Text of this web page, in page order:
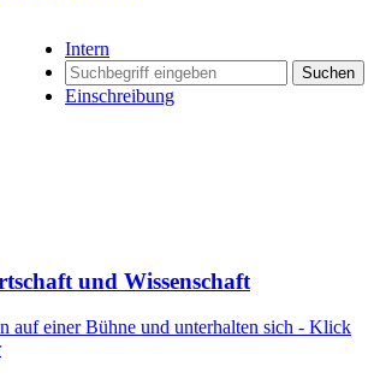
Intern
Suchen
Einschreibung
und Wissenschaft